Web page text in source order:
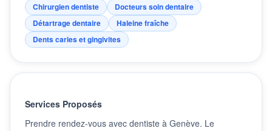
Chirurgien dentiste
Docteurs soin dentaire
Détartrage dentaire
Haleine fraîche
Dents caries et gingivites
Services Proposés
Prendre rendez-vous avec dentiste à Genève. Le